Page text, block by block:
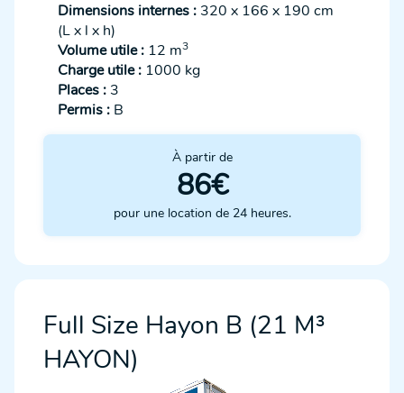
Dimensions internes : 320 x 166 x 190 cm
(L x l x h)
Volume utile : 12 m3
Charge utile : 1000 kg
Places : 3
Permis : B
À partir de
86€
pour une location de 24 heures.
Full Size Hayon B (21 M³
HAYON)